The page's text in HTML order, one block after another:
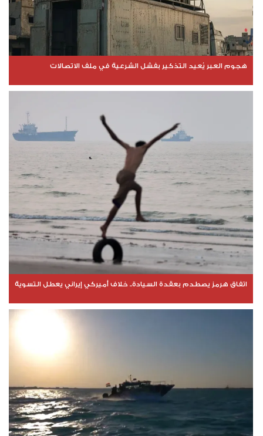
هجوم العبر يُعيد التذكير بفشل الشرعية في ملف الاتصالات
اتفاق هرمز يصطدم بعقدة السيادة.. خلاف أميركي إيراني يعطل التسوية